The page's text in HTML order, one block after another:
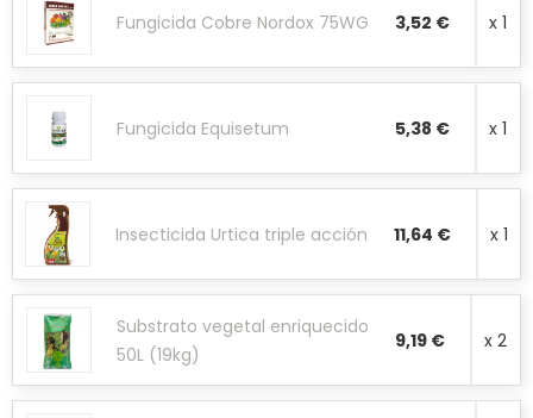
Fungicida Cobre Nordox 75WG 3,52 € x 1
Fungicida Equisetum 5,38 € x 1
Insecticida Urtica triple acción 11,64 € x 1
Substrato vegetal enriquecido
50L (19kg)
9,19 € x 2